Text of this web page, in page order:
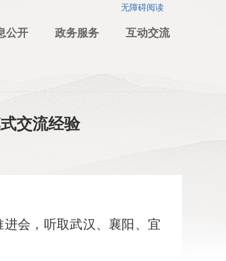
无障碍阅读
公开 政务服务 互动交流
交流经验
会，听取武汉 、襄阳、宜